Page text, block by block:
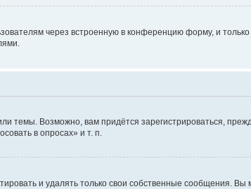
через встроенную в конференцию форму, и
темы. Возможно, вам придётся зарегистрироваться,
в опросах» и т. п.
и удалять только свои собственные сообщения. Вы